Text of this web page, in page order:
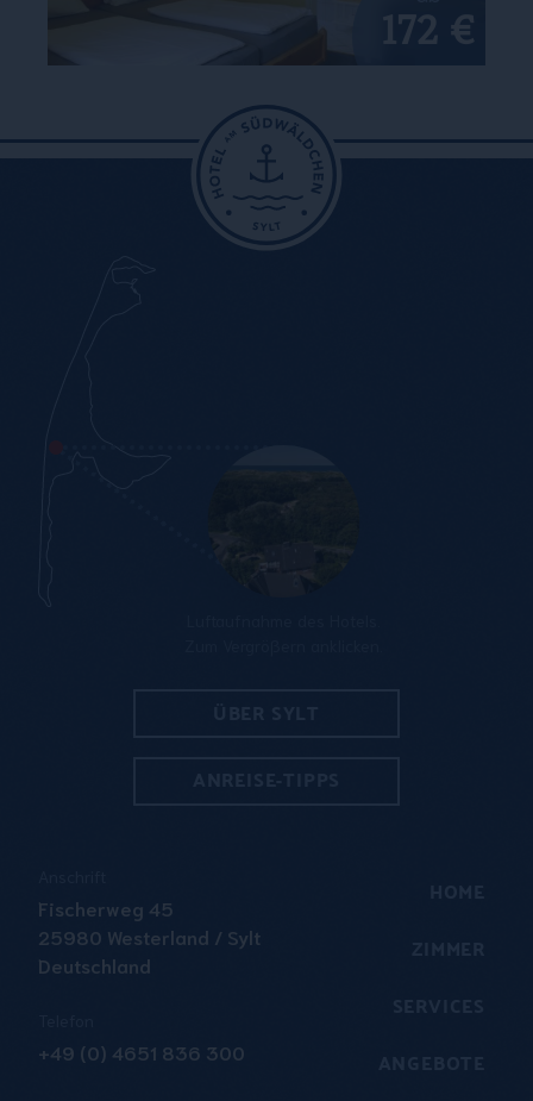
172 €
Fischerweg 45
25980 Westerland / Sylt
Deutschland
+49 (0) 4651 836 300